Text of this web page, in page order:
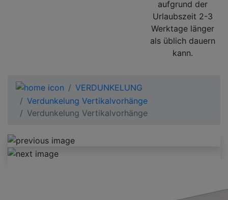
aufgrund der
Urlaubszeit 2-3
Werktage länger
als üblich dauern
kann.
VERDUNKELUNG
Verdunkelung Vertikalvorhänge
Verdunkelung Vertikalvorhänge